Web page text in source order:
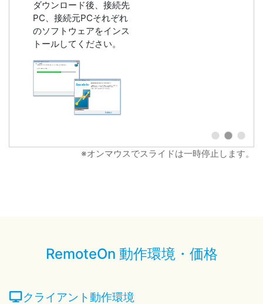
ダウンロード後、接続先
PC、接続元PCそれぞれ
のソフトウェアをインス
トールしてください。
※オンマウスでスライドは一時停止します。
RemoteOn 動作環境・価格
クライアント動作環境